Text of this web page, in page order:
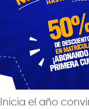
Inicia el año